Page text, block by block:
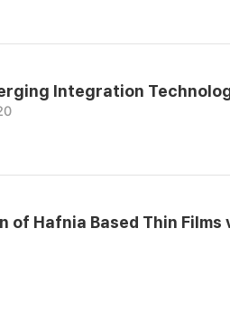
Integration
Hafnia Based Thin